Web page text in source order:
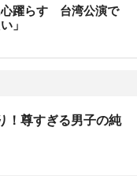
躍らす 台湾公演で
」
！尊すぎる男子の純